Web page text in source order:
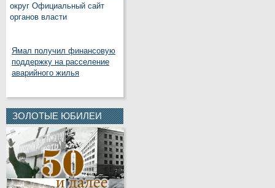
округ Официальный сайт
органов власти
Ямал получил финансовую
поддержку на расселение
аварийного жилья
ЗОЛОТЫЕ ЮБИЛЕИ